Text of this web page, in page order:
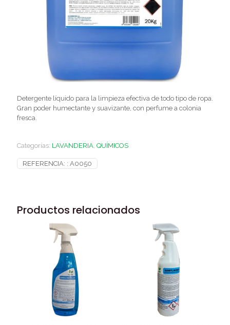
Detergente líquido para la limpieza efectiva de todo tipo de ropa.
Gran poder humectante y suavizante, con perfume a colonia
fresca.
Categorías: LAVANDERIA, QUÍMICOS
REFERENCIA: : A0050
Productos relacionados